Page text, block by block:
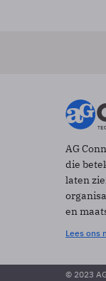
AG
die
laten
en
Lees ons
© 2023